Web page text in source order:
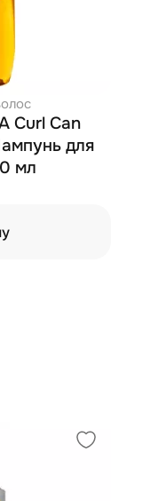
Curl Can
для
мл